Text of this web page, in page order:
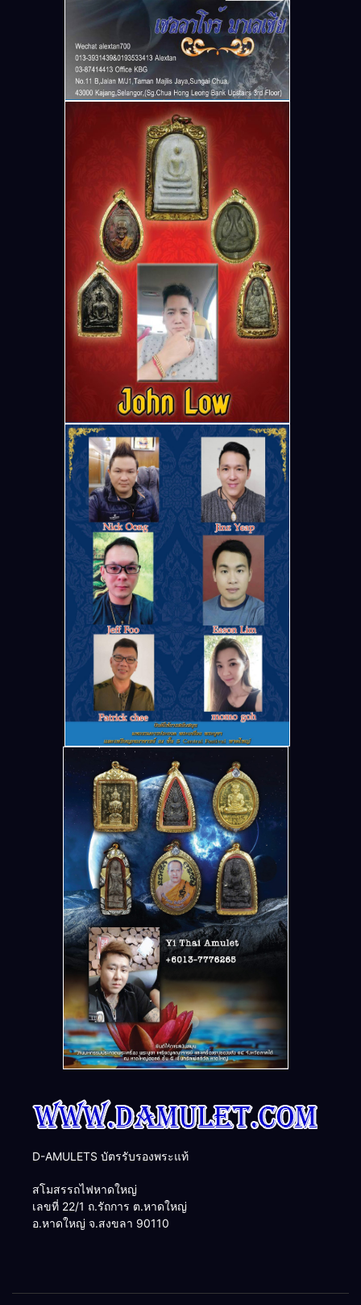
D-AMULETS บัตรรับรองพระแท้
สโมสรรถไฟหาดใหญ่
เลขที่ 22/1 ถ.รัถการ ต.หาดใหญ่
อ.หาดใหญ่ จ.สงขลา 90110